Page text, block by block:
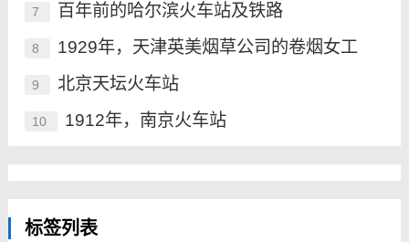
7 百年前的哈尔滨火车站及铁路
8 1929年，天津英美烟草公司的卷烟女工
9 北京天坛火车站
10 1912年，南京火车站
标签列表